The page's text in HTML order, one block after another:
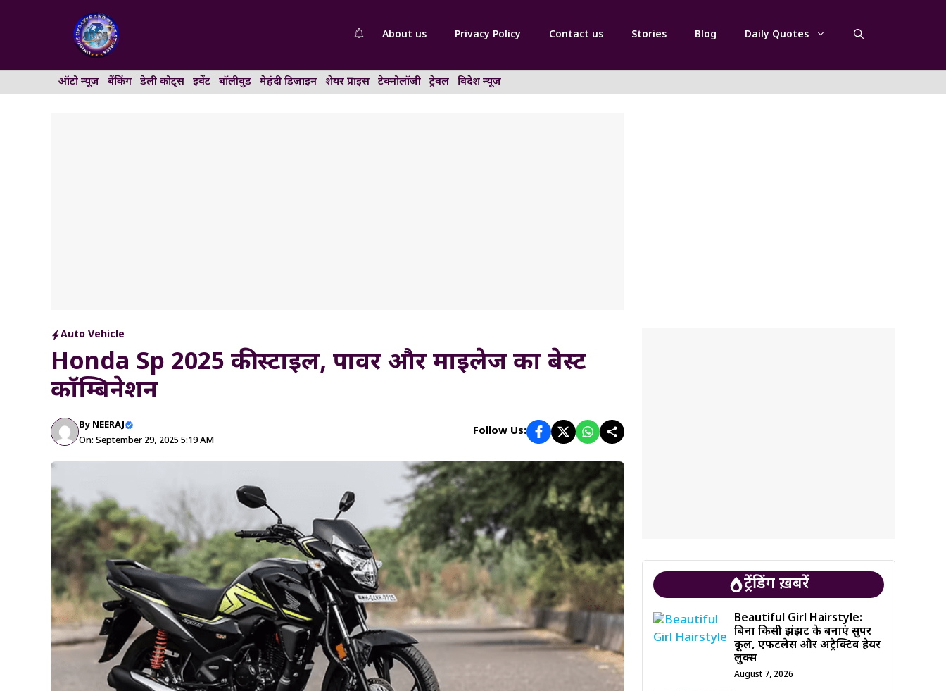
About us Privacy Policy Contact us Stories Blog Daily Quotes
ऑटो न्यूज़ बैंकिंग डेली कोट्स इवेंट बॉलीवुड मेहंदी डिज़ाइन शेयर प्राइस टेक्नोलॉजी ट्रेवल विदेश न्यूज़
Auto Vehicle
Honda Sp 2025 की स्टाइल, पावर और माइलेज का बेस्ट
कॉम्बिनेशन
By NEERAJ
On: September 29, 2025 5:19 AM
Follow Us:
ट्रेंडिंग ख़बरें
Beautiful Girl Hairstyle:
बिना किसी झंझट के बनाएं सुपर
कूल, एफर्टलेस और अट्रैक्टिव हेयर
लुक्स
August 7, 2026